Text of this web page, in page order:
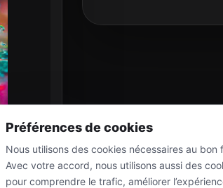
Préférences de cookies
Nous utilisons des cookies nécessaires au bon
Avec votre accord, nous utilisons aussi des
pour comprendre le trafic, améliorer